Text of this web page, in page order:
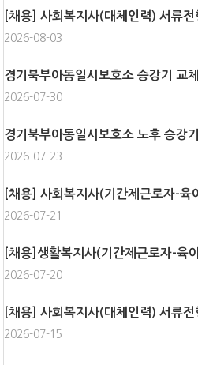
2026-08-03
2026-07-30
2026-07-23
[채용] 사회복지사(기간제근로자-육
2026-07-21
[채용]생활복지사(기간제근로자-육
2026-07-20
2026-07-15